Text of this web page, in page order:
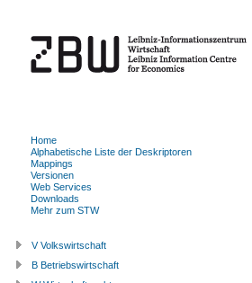
Home
Alphabetische Liste der Deskriptoren
Mappings
Versionen
Web Services
Downloads
Mehr zum STW
V Volkswirtschaft
B Betriebswirtschaft